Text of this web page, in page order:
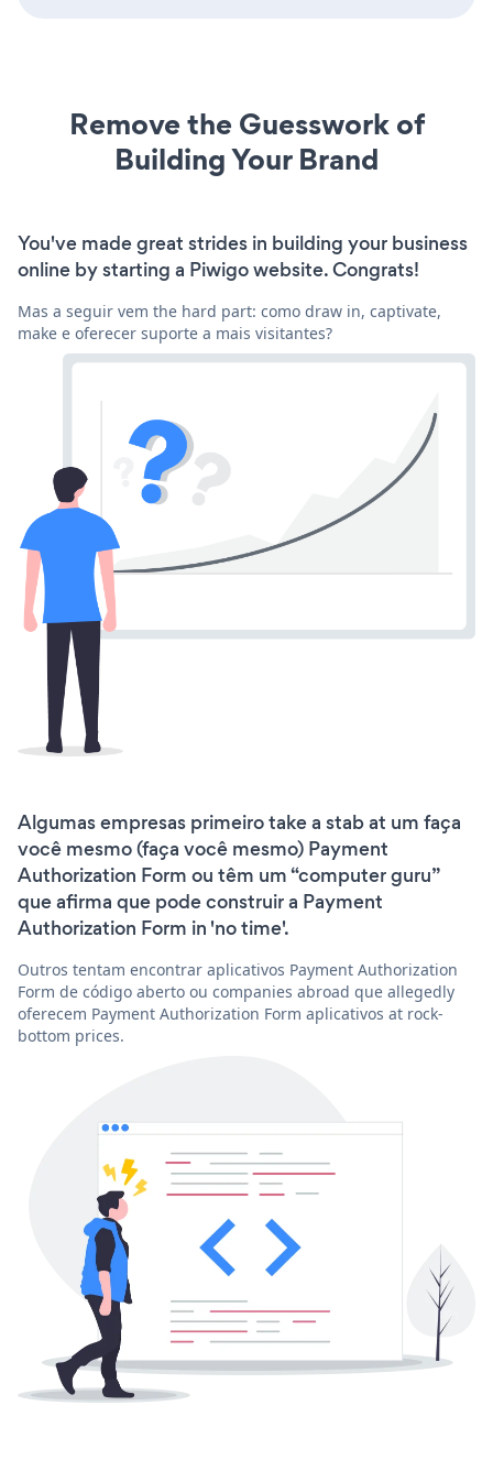
Remove the Guesswork of
Building Your Brand
You've made great strides in building your business
online by starting a Piwigo website. Congrats!
Mas a seguir vem the hard part: como draw in, captivate,
make e oferecer suporte a mais visitantes?
Algumas empresas primeiro take a stab at um faça
você mesmo (faça você mesmo) Payment
Authorization Form ou têm um “computer guru”
que afirma que pode construir a Payment
Authorization Form in 'no time'.
Outros tentam encontrar aplicativos Payment Authorization
Form de código aberto ou companies abroad que allegedly
oferecem Payment Authorization Form aplicativos at rock-
bottom prices.